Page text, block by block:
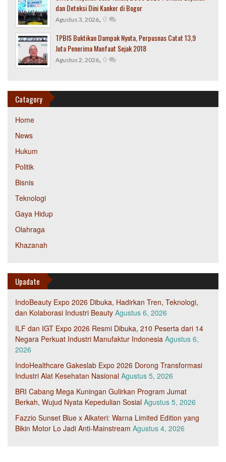
dan Deteksi Dini Kanker di Bogor
Agustus 3, 2026, 0
TPBIS Buktikan Dampak Nyata, Perpusnas Catat 13,9
Juta Penerima Manfaat Sejak 2018
Agustus 2, 2026, 0
Catagory
Home
News
Hukum
Politik
Bisnis
Teknologi
Gaya Hidup
Olahraga
Khazanah
Upadate
IndoBeauty Expo 2026 Dibuka, Hadirkan Tren, Teknologi,
dan Kolaborasi Industri Beauty Agustus 6, 2026
ILF dan IGT Expo 2026 Resmi Dibuka, 210 Peserta dari 14
Negara Perkuat Industri Manufaktur Indonesia Agustus 6,
2026
IndoHealthcare Gakeslab Expo 2026 Dorong Transformasi
Industri Alat Kesehatan Nasional Agustus 5, 2026
BRI Cabang Mega Kuningan Gulirkan Program Jumat
Berkah, Wujud Nyata Kepedulian Sosial Agustus 5, 2026
Fazzio Sunset Blue x Alkateri: Warna Limited Edition yang
Bikin Motor Lo Jadi Anti-Mainstream Agustus 4, 2026